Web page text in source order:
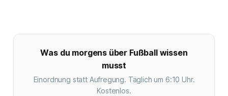
Was du morgens über Fußball wissen
musst
Einordnung statt Aufregung. Täglich um 6:10 Uhr.
Kostenlos.